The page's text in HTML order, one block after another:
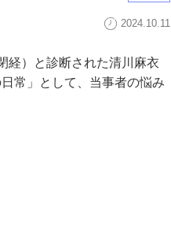
2024.10.11
経）と診断された清川麻衣
常」として、当事者の悩み